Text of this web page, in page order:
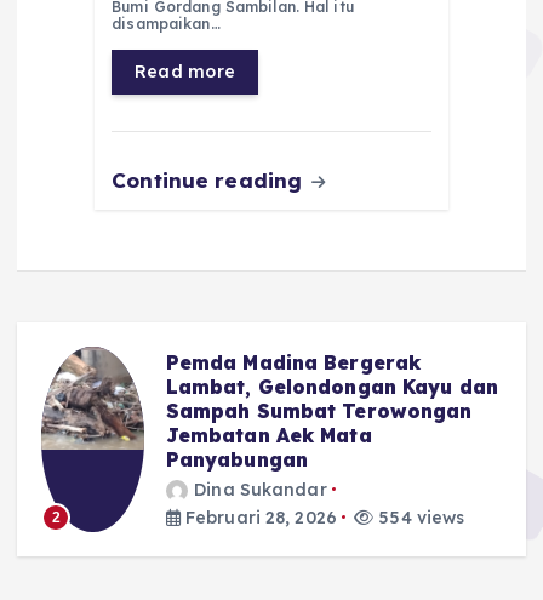
o
o
k
p
p
a
m
Bumi Gordang Sambilan. Hal itu
disampaikan…
Read more
Continue reading
2
Pemda Madina Bergerak
Lambat, Gelondongan Kayu dan
Sampah Sumbat Terowongan
Jembatan Aek Mata
Panyabungan
Dina Sukandar
Februari 28, 2026
554 views